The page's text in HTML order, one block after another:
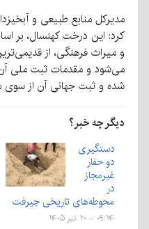
مدیرکل منابع طبیعی و
کرد: این درخت کهنسال، بر
و میراث فرهنگی، از
می‌شود و مقدمات ثبت ملی آن
شده و ثبت جهانی آن از سوی
دیگر چه خبر؟
دستگیری
دو حفار
غیرمجاز
در
محوطه‌های تاریخی جیرفت
۰۹:۱۴ - ۲۰ تیر ۱۴۰۵